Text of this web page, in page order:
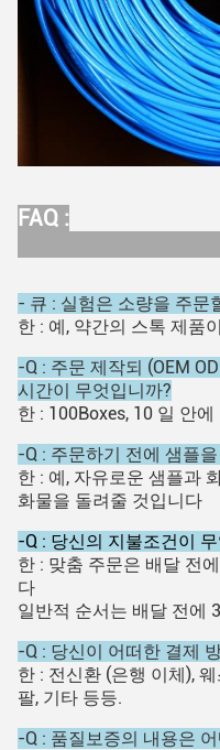
FAQ :
- 큐 : 실험은 소량을 주문
한 : 예, 약간의 스톡 제품
-Q : 주문 제작되 (OEM
시간이 무엇입니까?
한 : 100Boxes, 10 일 안
-Q : 주문하기 전에 샘플
한 : 예, 자유로운 샘플과
화물을 돌려줄 것입니다
-Q : 당신의 지불조건이
한 : 맞춤 주문은 배달 전
다
일반적 순서는 배달 전에
-Q : 당신이 어떠한 결제
한 : 전신환 (은행 이체),
팔, 기타 등등.
-Q : 품질보증의 내용은